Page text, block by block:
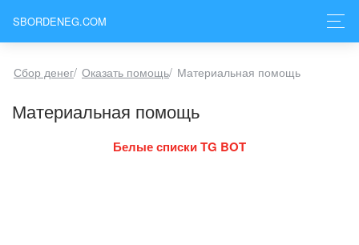
SBORDENEG.COM
Сбор денег/ Оказать помощь/ Материальная помощь
Материальная помощь
Белые списки TG BOT